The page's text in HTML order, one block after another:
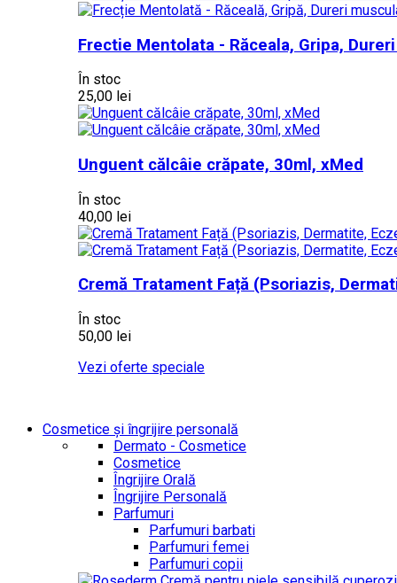
Frectie Mentolata - Răceala, Gripa,
În stoc
25,00 lei
Unguent călcâie crăpate, 30ml, xMed
În stoc
40,00 lei
Cremă Tratament Față (Psoriazis,
În stoc
50,00 lei
Vezi oferte speciale
Cosmetice și îngrijire personală
Dermato - Cosmetice
Cosmetice
Îngrijire Orală
Îngrijire Personală
Parfumuri
Parfumuri barbati
Parfumuri femei
Parfumuri copii